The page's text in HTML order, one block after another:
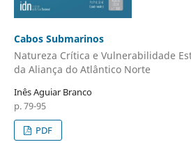
Cabos Submarinos
Natureza Crítica e Vulnerabilidade
da Aliança do Atlântico Norte
Inês Aguiar Branco
p. 79-95
PDF